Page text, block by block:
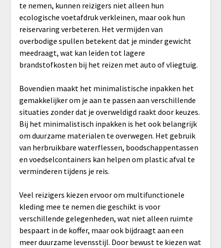
te nemen, kunnen reizigers niet alleen hun
ecologische voetafdruk verkleinen, maar ook hun
reiservaring verbeteren. Het vermijden van
overbodige spullen betekent dat je minder gewicht
meedraagt, wat kan leiden tot lagere
brandstofkosten bij het reizen met auto of vliegtuig.
Bovendien maakt het minimalistische inpakken het
gemakkelijker om je aan te passen aan verschillende
situaties zonder dat je overweldigd raakt door keuzes.
Bij het minimalistisch inpakken is het ook belangrijk
om duurzame materialen te overwegen. Het gebruik
van herbruikbare waterflessen, boodschappentassen
en voedselcontainers kan helpen om plastic afval te
verminderen tijdens je reis.
Veel reizigers kiezen ervoor om multifunctionele
kleding mee te nemen die geschikt is voor
verschillende gelegenheden, wat niet alleen ruimte
bespaart in de koffer, maar ook bijdraagt aan een
meer duurzame levensstijl. Door bewust te kiezen wat